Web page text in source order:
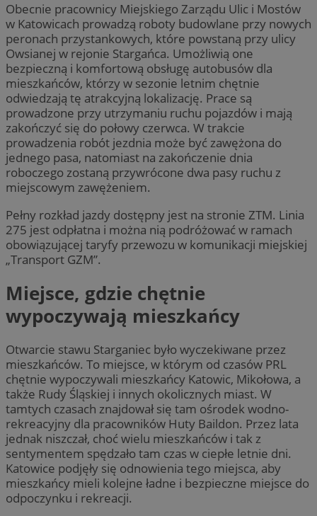
Obecnie pracownicy Miejskiego Zarządu Ulic i Mostów
w Katowicach prowadzą roboty budowlane przy nowych
peronach przystankowych, które powstaną przy ulicy
Owsianej w rejonie Stargańca. Umożliwią one
bezpieczną i komfortową obsługę autobusów dla
mieszkańców, którzy w sezonie letnim chętnie
odwiedzają tę atrakcyjną lokalizację. Prace są
prowadzone przy utrzymaniu ruchu pojazdów i mają
zakończyć się do połowy czerwca. W trakcie
prowadzenia robót jezdnia może być zawężona do
jednego pasa, natomiast na zakończenie dnia
roboczego zostaną przywrócone dwa pasy ruchu z
miejscowym zawężeniem.
Pełny rozkład jazdy dostępny jest na stronie ZTM. Linia
275 jest odpłatna i można nią podróżować w ramach
obowiązującej taryfy przewozu w komunikacji miejskiej
„Transport GZM”.
Miejsce, gdzie chętnie
wypoczywają mieszkańcy
Otwarcie stawu Starganiec było wyczekiwane przez
mieszkańców. To miejsce, w którym od czasów PRL
chętnie wypoczywali mieszkańcy Katowic, Mikołowa, a
także Rudy Śląskiej i innych okolicznych miast. W
tamtych czasach znajdował się tam ośrodek wodno-
rekreacyjny dla pracowników Huty Baildon. Przez lata
jednak niszczał, choć wielu mieszkańców i tak z
sentymentem spędzało tam czas w ciepłe letnie dni.
Katowice podjęły się odnowienia tego miejsca, aby
mieszkańcy mieli kolejne ładne i bezpieczne miejsce do
odpoczynku i rekreacji.